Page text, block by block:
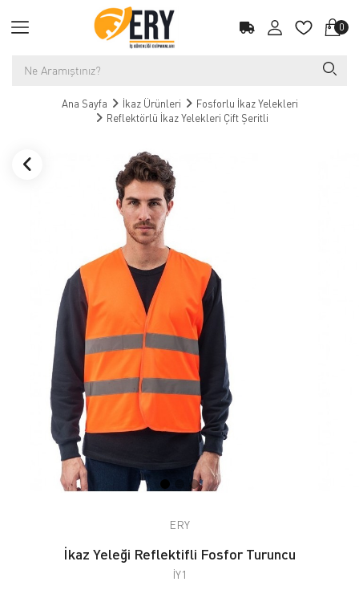
0
Ana Sayfa İkaz Ürünleri
Fosforlu İkaz Yelekleri
Reflektörlü İkaz Yelekleri Çift Şeritli
ERY
İkaz Yeleği Reflektifli Fosfor Turuncu
İY1